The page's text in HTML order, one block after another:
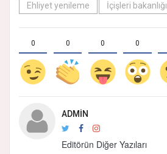
Ehliyet yenileme
İçişleri bakanlığı
0 0 0 0
ADMIN
Editörün Diğer Yazıları